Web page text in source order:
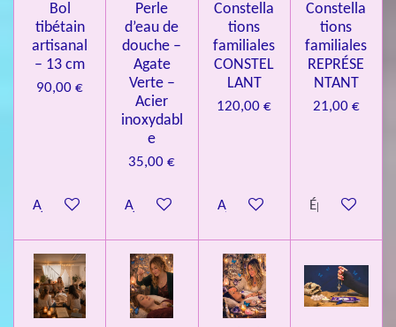
l
Bol
tibétain
artisanal
– 13 cm
90,00 €
Ajouter au panier
Perle
d’eau de
douche –
Agate
Verte –
Acier
inoxydabl
e
35,00 €
Ajouter au panier
Constella
tions
familiales
CONSTEL
LANT
120,00 €
Ajouter au panier
Constella
tions
familiales
REPRÉSE
NTANT
21,00 €
Épuisé